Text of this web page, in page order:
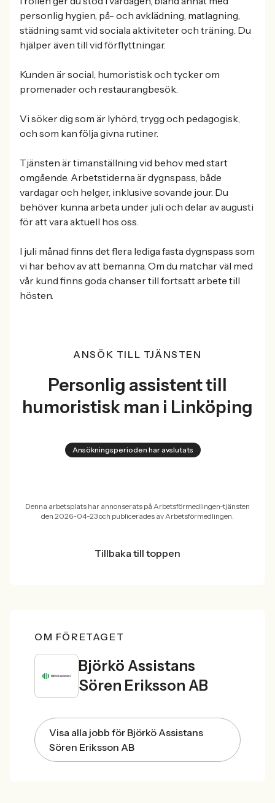
personlig hygien, på- och avklädning, matlagning,
städning samt vid sociala aktiviteter och träning. Du
hjälper även till vid förflyttningar.
Kunden är social, humoristisk och tycker om
promenader och restaurangbesök.
Vi söker dig som är lyhörd, trygg och pedagogisk,
och som kan följa givna rutiner.
Tjänsten är timanställning vid behov med start
omgående. Arbetstiderna är dygnspass, både
vardagar och helger, inklusive sovande jour. Du
behöver kunna arbeta under juli och delar av augusti
för att vara aktuell hos oss.
I juli månad finns det flera lediga fasta dygnspass som
vi har behov av att bemanna. Om du matchar väl med
vår kund finns goda chanser till fortsatt arbete till
hösten.
ANSÖK TILL TJÄNSTEN
Personlig assistent till
humoristisk man i Linköping
Ansökningsperioden har avslutats
Denna arbetsplats har annonserats på Arbetsförmedlingen-tjänsten
den 2026-04-23 och publicerades av Arbetsförmedlingen.
Tillbaka till toppen
OM FÖRETAGET
Björkö Assistans
Sören Eriksson AB
Visa alla jobb för Björkö Assistans
Sören Eriksson AB